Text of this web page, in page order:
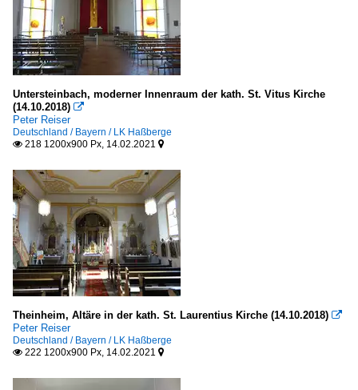
Untersteinbach, moderner Innenraum der kath. St. Vitus Kirche
(14.10.2018) 
Peter Reiser
Deutschland / Bayern / LK Haßberge
 218 1200x900 Px, 14.02.2021 
Theinheim, Altäre in der kath. St. Laurentius Kirche (14.10.2018) 
Peter Reiser
Deutschland / Bayern / LK Haßberge
 222 1200x900 Px, 14.02.2021 